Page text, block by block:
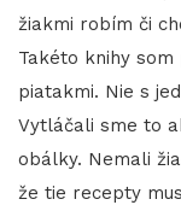
žiakmi robím či
Takéto knihy
piatakmi. Nie s
Vytláčali sme to
obálky. Nemali
že tie recepty